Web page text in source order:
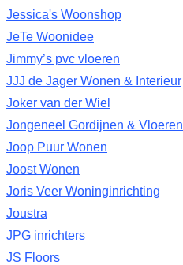
Jessica's Woonshop
JeTe Woonidee
Jimmy’s pvc vloeren
JJJ de Jager Wonen & Interieur
Joker van der Wiel
Jongeneel Gordijnen & Vloeren
Joop Puur Wonen
Joost Wonen
Joris Veer Woninginrichting
Joustra
JPG inrichters
JS Floors